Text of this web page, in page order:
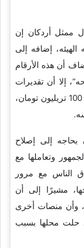
ممثل أردکان إن
الهیئه، إضافه إلى
أن هذه الأرقام
إلا أن تقدیرات
وتصریحات بعض المدیرین تشیر إلى أنها قد تتجاوز 100 تریلیون تومان،
بحاجه إلى إصلاح
وتعاملها مع
الناس مع مرور
مشیرًا إلى أن
وأن منصات أخرى
حلت محلها بسبب